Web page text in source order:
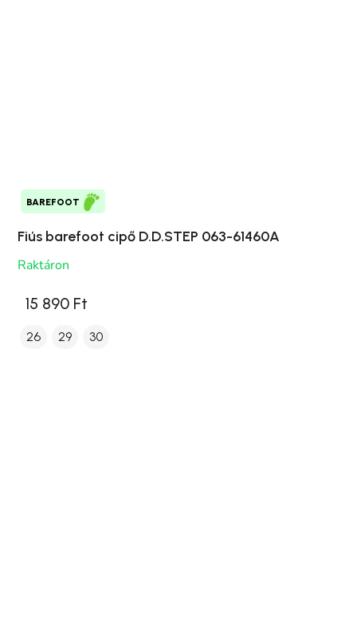
BAREFOOT
Fiús barefoot cipő D.D.STEP 063-61460A
Raktáron
15 890 Ft
26 29 30